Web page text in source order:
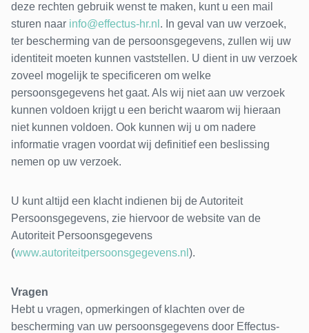
deze rechten gebruik wenst te maken, kunt u een mail
sturen naar info@effectus-hr.nl . In geval van uw verzoek,
ter bescherming van de persoonsgegevens, zullen wij uw
identiteit moeten kunnen vaststellen. U dient in uw verzoek
zoveel mogelijk te specificeren om welke
persoonsgegevens het gaat. Als wij niet aan uw verzoek
kunnen voldoen krijgt u een bericht waarom wij hieraan
niet kunnen voldoen. Ook kunnen wij u om nadere
informatie vragen voordat wij definitief een beslissing
nemen op uw verzoek.
U kunt altijd een klacht indienen bij de Autoriteit
Persoonsgegevens, zie hiervoor de website van de
Autoriteit Persoonsgegevens
(www.autoriteitpersoonsgegevens.nl ).
Vragen
Hebt u vragen, opmerkingen of klachten over de
bescherming van uw persoonsgegevens door Effectus-